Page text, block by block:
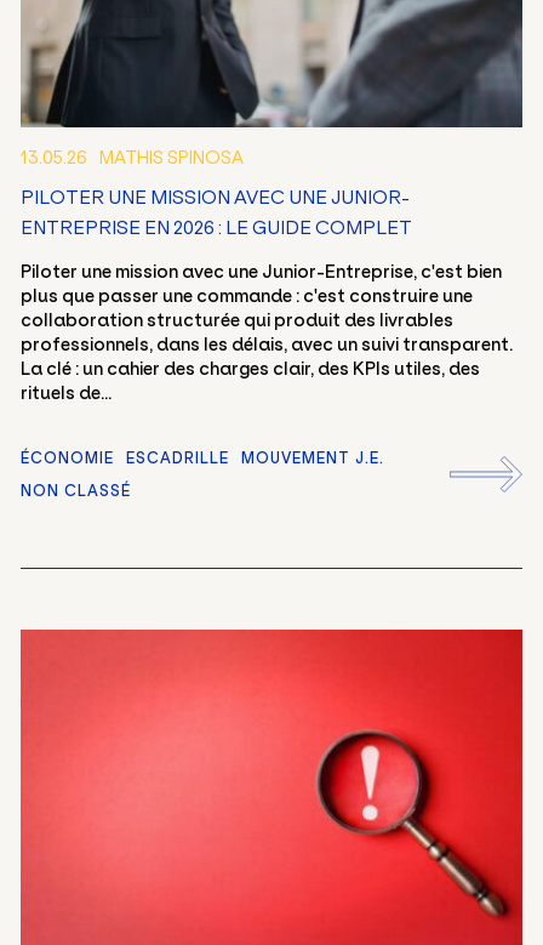
13.05.26 MATHIS SPINOSA
PILOTER UNE MISSION AVEC UNE JUNIOR-
ENTREPRISE EN 2026 : LE GUIDE COMPLET
Piloter une mission avec une Junior-Entreprise, c'est bien
plus que passer une commande : c'est construire une
collaboration structurée qui produit des livrables
professionnels, dans les délais, avec un suivi transparent.
La clé : un cahier des charges clair, des KPIs utiles, des
rituels de...
ÉCONOMIE ESCADRILLE
MOUVEMENT J.E.
NON CLASSÉ